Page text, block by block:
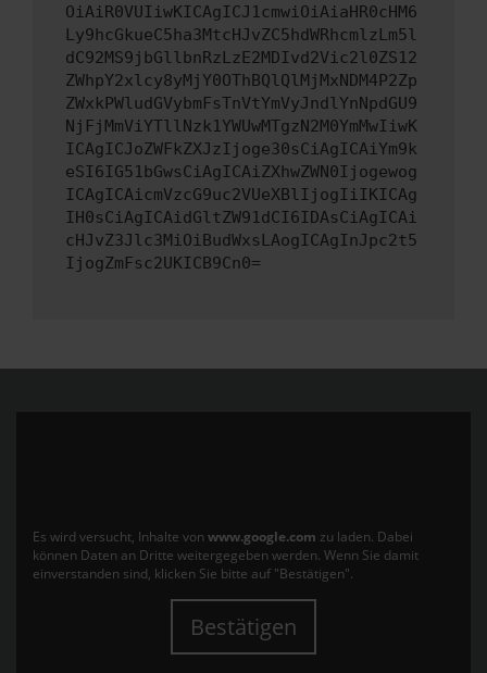
OiAiR0VUIiwKICAgICJ1cmwiOiAiaHR0cHM6
Ly9hcGkueC5ha3MtcHJvZC5hdWRhcmlzLm5l
dC92MS9jbGllbnRzLzE2MDIvd2Vic2l0ZS12
ZWhpY2xlcy8yMjY0OThBQlQlMjMxNDM4P2Zp
ZWxkPWludGVybmFsTnVtYmVyJndlYnNpdGU9
NjFjMmViYTllNzk1YWUwMTgzN2M0YmMwIiwK
ICAgICJoZWFkZXJzIjoge30sCiAgICAiYm9k
eSI6IG51bGwsCiAgICAiZXhwZWN0Ijogewog
ICAgICAicmVzcG9uc2VUeXBlIjogIiIKICAg
IH0sCiAgICAidGltZW91dCI6IDAsCiAgICAi
cHJvZ3Jlc3MiOiBudWxsLAogICAgInJpc2t5
IjogZmFsc2UKICB9Cn0=
Es wird versucht, Inhalte von www.google.com zu laden. Dabei
können Daten an Dritte weitergegeben werden. Wenn Sie damit
einverstanden sind, klicken Sie bitte auf "Bestätigen".
Bestätigen